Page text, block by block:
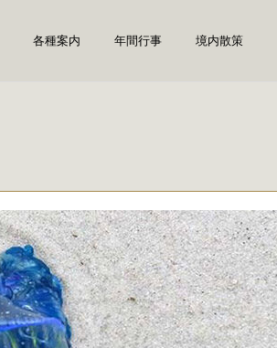
各種案内 年間行事 境内散策